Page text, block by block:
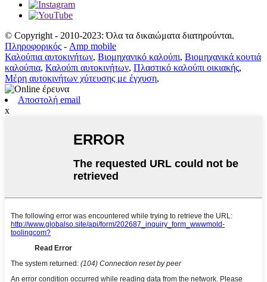
© Copyright - 2010-2023: Όλα τα δικαιώματα διατηρούνται.
Πληροφορικός - Amp mobile
Καλούπια αυτοκινήτων, Βιομηχανικό καλούπι, Βιομηχανικά κουτιά
καλούπια, Καλούπι αυτοκινήτων, Πλαστικό καλούπι οικιακής,
Μέρη αυτοκινήτων χύτευσης με έγχυση,
Αποστολή email
x